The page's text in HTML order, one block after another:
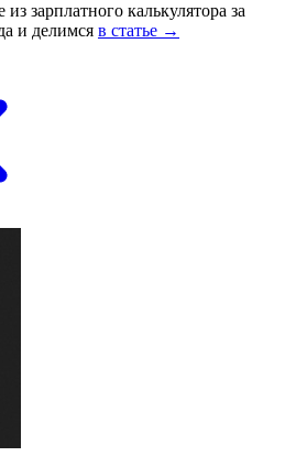
зарплатного калькулятора за
и делимся в статье →